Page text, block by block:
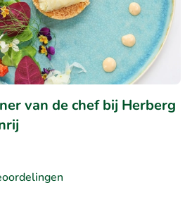
van de chef bij Herberg